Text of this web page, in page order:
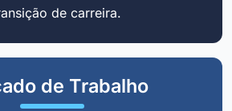
de carreira.
de Trabalho